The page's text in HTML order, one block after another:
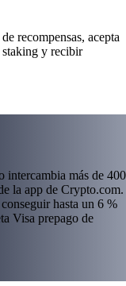
recompensas, acepta
y recibir
intercambia más de 400
la app de Crypto.com.
hasta un 6 %
Visa prepago de